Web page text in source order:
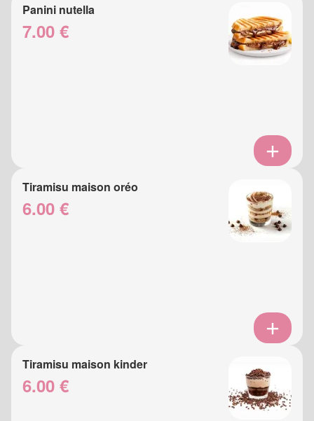
Panini nutella
7.00 €
Tiramisu maison oréo
6.00 €
Tiramisu maison kinder
6.00 €